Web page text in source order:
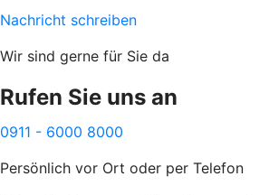
Nachricht schreiben
Wir sind gerne für Sie da
Rufen Sie uns an
0911 - 6000 8000
Persönlich vor Ort oder per Telefon